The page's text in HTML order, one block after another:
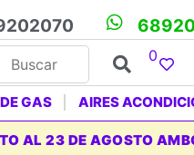
0
GAS AIRES
AL 23 DE AGOSTO